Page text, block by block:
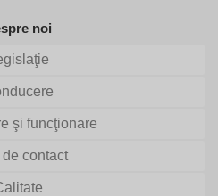
noi
şi funcţionare
de contact